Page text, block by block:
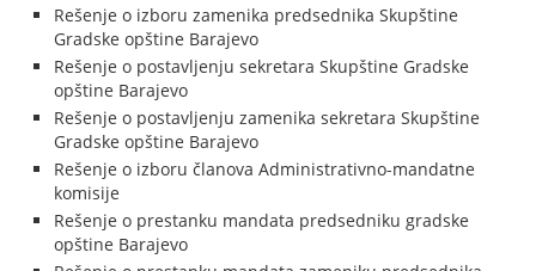
Rešenje o izboru zamenika predsednika Skupštine
Gradske opštine Barajevo
Rešenje o postavljenju sekretara Skupštine Gradske
opštine Barajevo
Rešenje o postavljenju zamenika sekretara Skupštine
Gradske opštine Barajevo
Rešenje o izboru članova Administrativno-mandatne
komisije
Rešenje o prestanku mandata predsedniku gradske
opštine Barajevo